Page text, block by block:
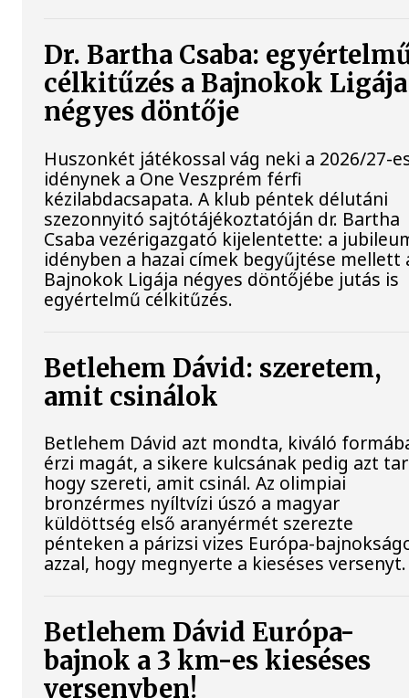
Dr. Bartha Csaba:
célkitűzés a Bajnokok Ligája
négyes döntője
Huszonkét játékossal vág neki a 2026/27-
idénynek a One Veszprém férfi
kézilabdacsapata. A klub péntek délutáni
szezonnyitó sajtótájékoztatóján dr. Bartha
Csaba vezérigazgató kijelentette: a
idényben a hazai címek begyűjtése mellett
Bajnokok Ligája négyes döntőjébe jutás is
egyértelmű célkitűzés.
Betlehem Dávid: szeretem,
amit csinálok
Betlehem Dávid azt mondta, kiváló
érzi magát, a sikere kulcsának pedig azt
hogy szereti, amit csinál. Az olimpiai
bronzérmes nyíltvízi úszó a magyar
küldöttség első aranyérmét szerezte
pénteken a párizsi vizes Európa-
azzal, hogy megnyerte a kieséses versenyt.
Betlehem Dávid Európa-
bajnok a 3 km-es kieséses
versenyben!